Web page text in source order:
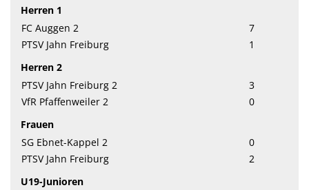
Herren 1
FC Auggen 2
7
PTSV Jahn Freiburg
1
Herren 2
PTSV Jahn Freiburg 2
3
VfR Pfaffenweiler 2
0
Frauen
SG Ebnet-Kappel 2
0
PTSV Jahn Freiburg
2
U19-Junioren